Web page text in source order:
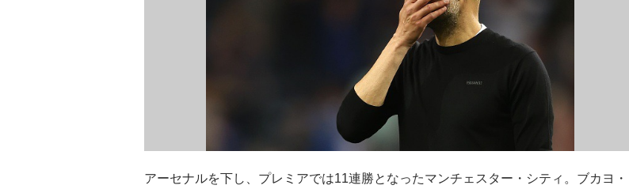
アーセナルを下し、プレミアでは11連勝となったマンチェスター・シティ。ブカヨ・